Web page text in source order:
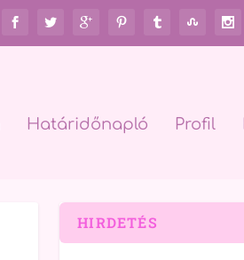
Határidőnapló Profil
HIRDETÉS